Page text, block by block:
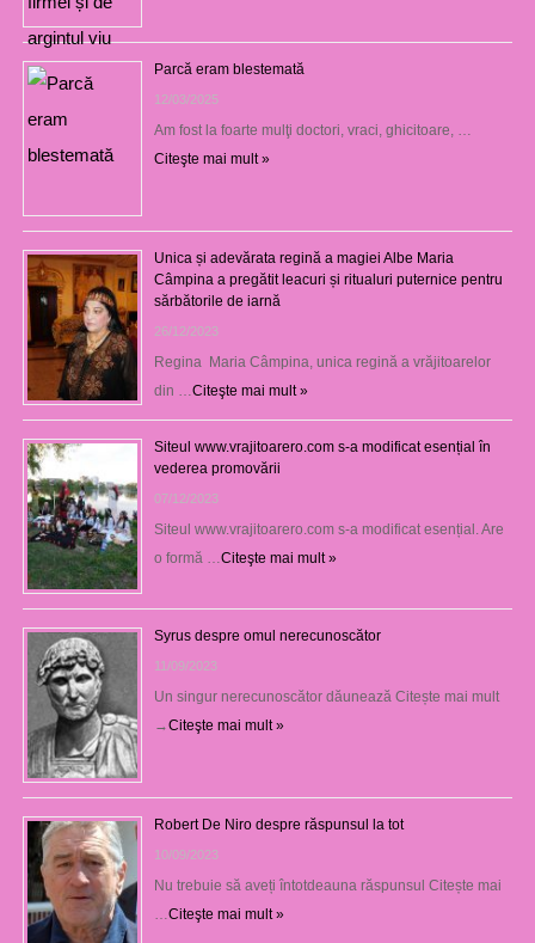
Parcă eram blestemată
12/03/2025
Am fost la foarte mulţi doctori, vraci, ghicitoare, …
Citeşte mai mult »
Unica și adevărata regină a magiei Albe Maria
Câmpina a pregătit leacuri și ritualuri puternice pentru
sărbătorile de iarnă
26/12/2023
Regina Maria Câmpina, unica regină a vrăjitoarelor
din …Citeşte mai mult »
Siteul www.vrajitoarero.com s-a modificat esențial în
vederea promovării
07/12/2023
Siteul www.vrajitoarero.com s-a modificat esențial. Are
o formă …Citeşte mai mult »
Syrus despre omul nerecunoscător
11/09/2023
Un singur nerecunoscător dăunează Citește mai mult
→Citeşte mai mult »
Robert De Niro despre răspunsul la tot
10/09/2023
Nu trebuie să aveți întotdeauna răspunsul Citește mai
…Citeşte mai mult »